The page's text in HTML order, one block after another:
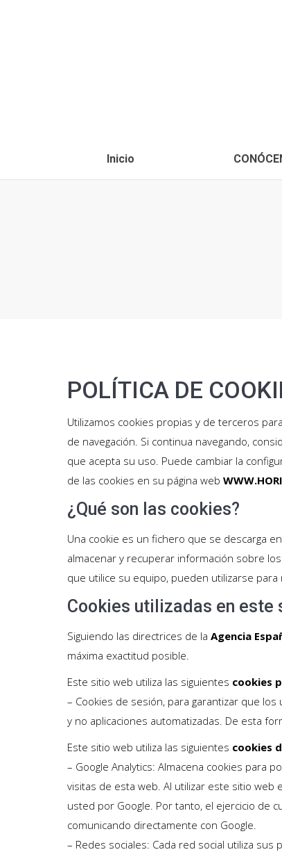
Inicio
POLÍTICA DE
Utilizamos cookies propias y de terceros
de navegación. Si continua navegando,
que acepta su uso. Puede cambiar la
de las cookies en su página web
¿Qué son las cookies?
Una cookie es un fichero que se descarga
almacenar y recuperar información sobre
que utilice su equipo, pueden utilizarse
Cookies utilizadas en este
Siguiendo las directrices de la Agencia
máxima exactitud posible.
Este sitio web utiliza las siguientes cookies
– Cookies de sesión, para garantizar que
y no aplicaciones automatizadas. De esta
Este sitio web utiliza las siguientes cookies
– Google Analytics: Almacena cookies para
visitas de esta web. Al utilizar este sitio
usted por Google. Por tanto, el ejercicio de
comunicando directamente con Google.
– Redes sociales: Cada red social utiliza